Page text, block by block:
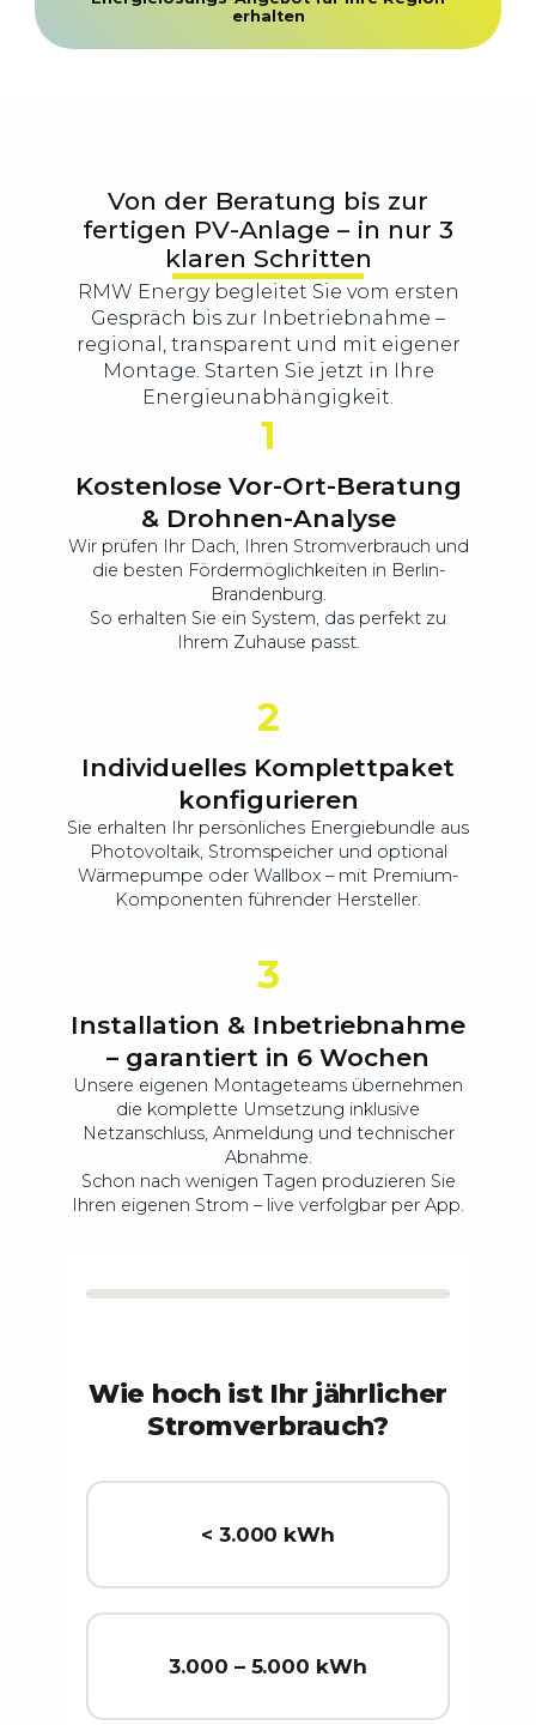
erhalten
Von der Beratung bis zur
fertigen PV-Anlage – in nur 3
klaren Schritten
RMW Energy begleitet Sie vom ersten
Gespräch bis zur Inbetriebnahme –
regional, transparent und mit eigener
Montage. Starten Sie jetzt in Ihre
Energieunabhängigkeit.
1
Kostenlose Vor-Ort-Beratung
& Drohnen-Analyse
Wir prüfen Ihr Dach, Ihren Stromverbrauch und
die besten Fördermöglichkeiten in Berlin-
Brandenburg.
So erhalten Sie ein System, das perfekt zu
Ihrem Zuhause passt.
2
Individuelles Komplettpaket
konfigurieren
Sie erhalten Ihr persönliches Energiebundle aus
Photovoltaik, Stromspeicher und optional
Wärmepumpe oder Wallbox – mit Premium-
Komponenten führender Hersteller.
3
Installation & Inbetriebnahme
– garantiert in 6 Wochen
Unsere eigenen Montageteams übernehmen
die komplette Umsetzung inklusive
Netzanschluss, Anmeldung und technischer
Abnahme.
Schon nach wenigen Tagen produzieren Sie
Ihren eigenen Strom – live verfolgbar per App.
Wie hoch ist Ihr jährlicher
Stromverbrauch?
< 3.000 kWh
3.000 – 5.000 kWh